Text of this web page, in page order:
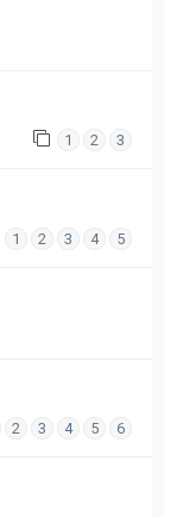
1 2 3
1 2 3 4 5
2 3 4 5 6